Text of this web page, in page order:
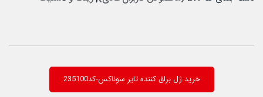
خرید ژل براق کننده تایر سوناکس-کد235100